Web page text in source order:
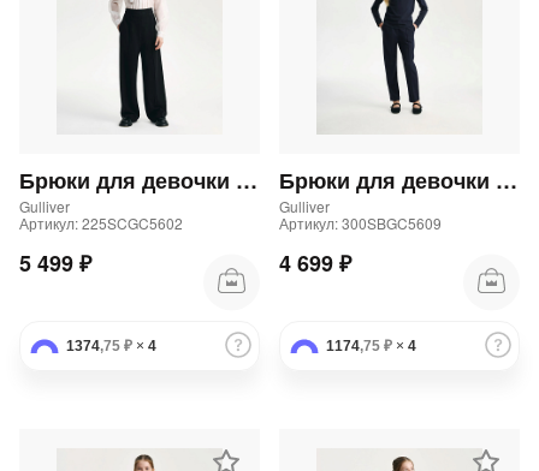
Брюки для девочки палаццо черные
Gulliver
Артикул: 225SCGC5602
5 499 ₽
1374,75 ₽ × 4
Брюки для девочки трикотажные прямого кроя синие
Gulliver
Артикул: 300SBGC5609
4 699 ₽
1174,75 ₽ × 4